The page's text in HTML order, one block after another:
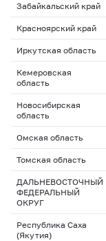
Забайкальский край
Красноярский край
Иркутская область
Кемеровская
область
Новосибирская
область
Омская область
Томская область
ДАЛЬНЕВОСТОЧНЫЙ
ФЕДЕРАЛЬНЫЙ
ОКРУГ
Республика Саха
(Якутия)